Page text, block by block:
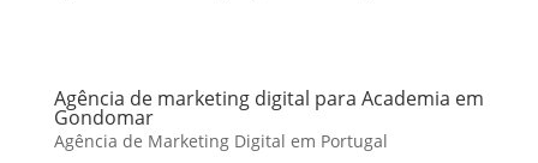
Agência de marketing digital para Academia em
Gondomar
Agência de Marketing Digital em Portugal